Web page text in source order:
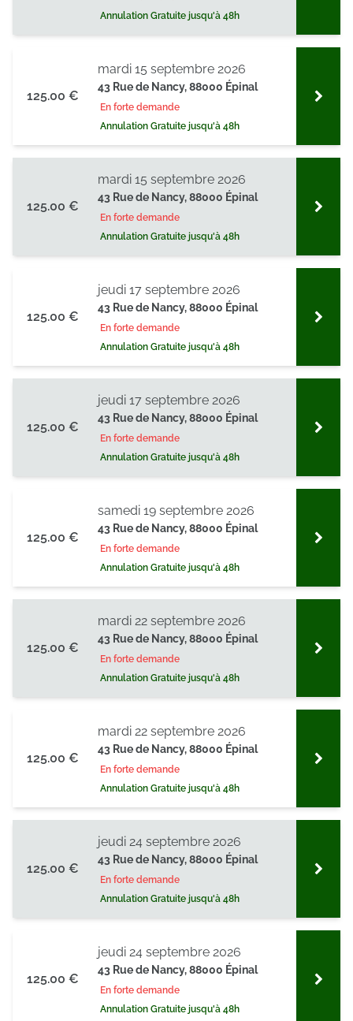
Annulation Gratuite jusqu'à 48h
125.00 €
43 Rue de Nancy, 88000 Épinal
En forte demande
Annulation Gratuite jusqu'à 48h
mardi 15 septembre 2026
125.00 €
43 Rue de Nancy, 88000 Épinal
En forte demande
Annulation Gratuite jusqu'à 48h
mardi 15 septembre 2026
125.00 €
43 Rue de Nancy, 88000 Épinal
En forte demande
Annulation Gratuite jusqu'à 48h
jeudi 17 septembre 2026
125.00 €
43 Rue de Nancy, 88000 Épinal
En forte demande
Annulation Gratuite jusqu'à 48h
jeudi 17 septembre 2026
125.00 €
43 Rue de Nancy, 88000 Épinal
En forte demande
Annulation Gratuite jusqu'à 48h
samedi 19 septembre 2026
125.00 €
43 Rue de Nancy, 88000 Épinal
En forte demande
Annulation Gratuite jusqu'à 48h
mardi 22 septembre 2026
125.00 €
43 Rue de Nancy, 88000 Épinal
En forte demande
Annulation Gratuite jusqu'à 48h
mardi 22 septembre 2026
125.00 €
43 Rue de Nancy, 88000 Épinal
En forte demande
Annulation Gratuite jusqu'à 48h
jeudi 24 septembre 2026
125.00 €
43 Rue de Nancy, 88000 Épinal
En forte demande
Annulation Gratuite jusqu'à 48h
jeudi 24 septembre 2026